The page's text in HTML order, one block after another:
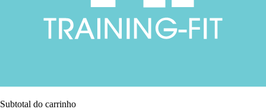
Subtotal do carrinho